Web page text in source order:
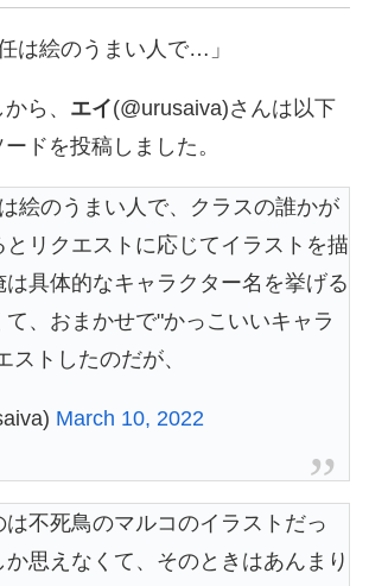
は絵のうまい人で…」
ら、 エイ(@urusaiva)さんは以下
ドを投稿しました。
絵のうまい人で、クラスの誰かが
リクエストに応じてイラストを描
具体的なキャラクター名を挙げる
、おまかせで"かっこいいキャラ
ストしたのだが、
March 10, 2022
不死鳥のマルコのイラストだっ
思えなくて、そのときはあんまり